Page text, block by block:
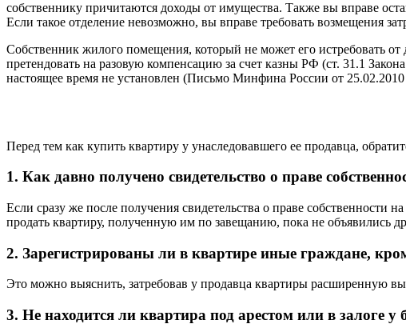
собственнику причитаются доходы от имущества. Также вы вправе
Если такое отделение невозможно, вы вправе требовать возмещения
Собственник жилого помещения, который не может его истребовать от
претендовать на разовую компенсацию за счет казны РФ (ст. 31.1
настоящее время не установлен (Письмо Минфина России от
Перед тем как купить квартиру у унаследовавшего ее продавца,
1. Как давно получено свидетельство о праве
Если сразу же после получения свидетельства о праве собственности
продать квартиру, полученную им по завещанию, пока не объявились
2. Зарегистрированы ли в квартире иные граждане,
Это можно выяснить, затребовав у продавца квартиры расширенную
3. Не находится ли квартира под арестом или в залоге у